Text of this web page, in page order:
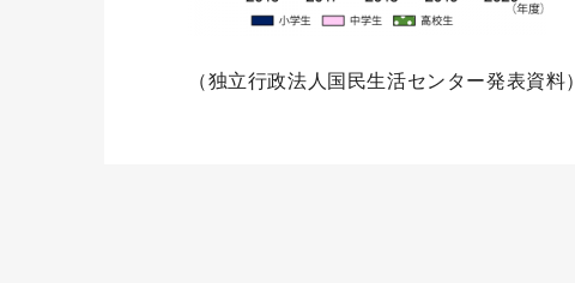
（独立行政法人国民生活センター発表資料）